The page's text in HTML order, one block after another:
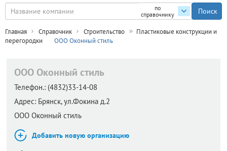
по
справочнику
Главная Справочник Строительство
Пластиковые конструкции и
перегородки
ООО Оконный стиль
ООО Оконный стиль
Телефон.: (4832)33-14-08
Адрес: Брянск,ул.Фокина д.2
ООО Оконный стиль
Добавить новую организацию